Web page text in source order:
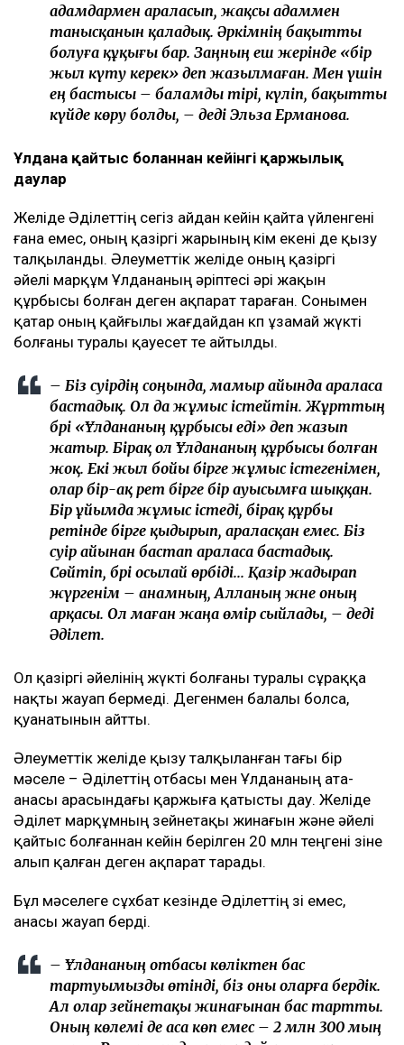
адамдармен араласып, жақсы адаммен
танысқанын қаладық. Әркімнің бақытты
болуға құқығы бар. Заңның еш жерінде «бір
жыл күту керек» деп жазылмаған. Мен үшін
ең бастысы – баламды тірі, күліп, бақытты
күйде көру болды, – деді Эльза Ерманова.
Ұлдана қайтыс болғаннан кейінгі қаржылық
даулар
Желіде Әділеттің сегіз айдан кейін қайта үйленгені
ғана емес, оның қазіргі жарының кім екені де қызу
талқыланды. Әлеуметтік желіде оның қазіргі
әйелі марқұм Ұлдананың әріптесі әрі жақын
құрбысы болған деген ақпарат тараған. Сонымен
қатар оның қайғылы жағдайдан көп ұзамай жүкті
болғаны туралы қауесет те айтылды.
– Біз сәуірдің соңында, мамыр айында араласа
бастадық. Ол да жұмыс істейтін. Жұрттың
бәрі «Ұлдананың құрбысы еді» деп жазып
жатыр. Бірақ ол Ұлдананың құрбысы болған
жоқ. Екі жыл бойы бірге жұмыс істегенімен,
олар бір-ақ рет бірге бір ауысымға шыққан.
Бір ұйымда жұмыс істеді, бірақ құрбы
ретінде бірге қыдырып, араласқан емес. Біз
сәуір айынан бастап араласа бастадық.
Сөйтіп, бәрі осылай өрбіді... Қазір жадырап
жүргенім – анамның, Алланың және оның
арқасы. Ол маған жаңа өмір сыйлады, – деді
Әділет.
Ол қазіргі әйелінің жүкті болғаны туралы сұраққа
нақты жауап бермеді. Дегенмен балалы болса,
қуанатынын айтты.
Әлеуметтік желіде қызу талқыланған тағы бір
мәселе – Әділеттің отбасы мен Ұлдананың ата-
анасы арасындағы қаржыға қатысты дау. Желіде
Әділет марқұмның зейнетақы жинағын және әйелі
қайтыс болғаннан кейін берілген 20 млн теңгені өзіне
алып қалған деген ақпарат тарады.
Бұл мәселеге сұхбат кезінде Әділеттің өзі емес,
анасы жауап берді.
– Ұлдананың отбасы көліктен бас
тартуымызды өтінді, біз оны оларға бердік.
Ал олар зейнетақы жинағынан бас тартты.
Оның көлемі де аса көп емес – 2 млн 300 мың